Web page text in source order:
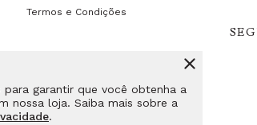
para garantir que você obtenha a
nossa loja. Saiba mais sobre a
.
Termos e Condições